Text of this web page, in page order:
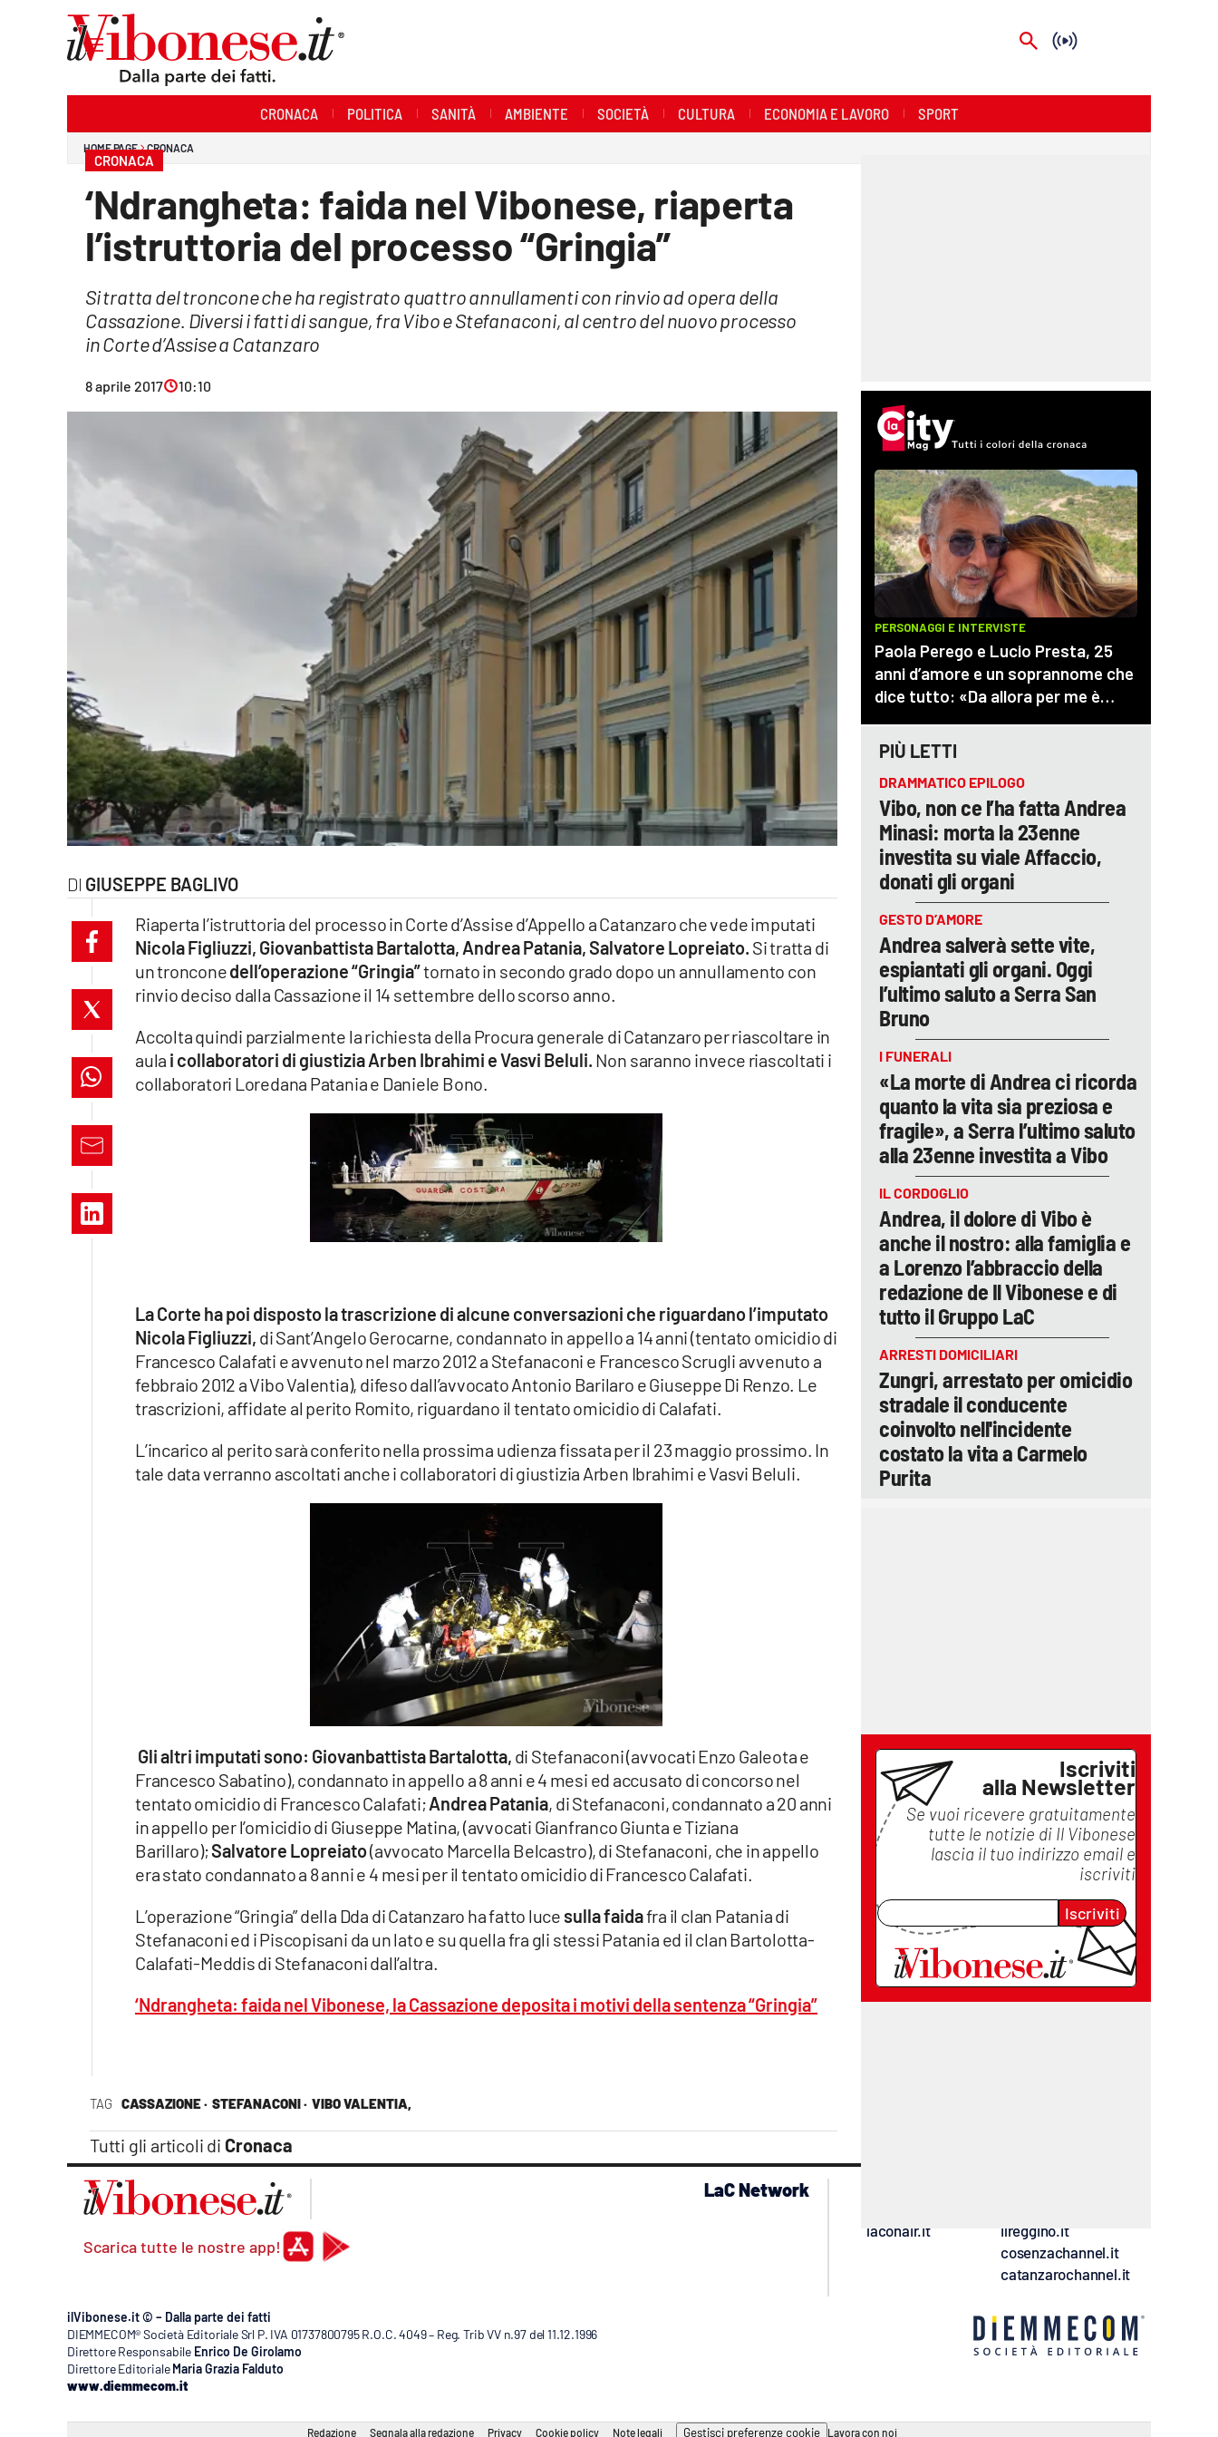
Economia e Lavoro
lacitymag.it
cosenzachannel.it
catanzarochannel.it
Vai
CRONACA POLITICA SANITÀ AMBIENTE SOCIETÀ CULTURA ECONOMIA E LAVORO SPORT
HOME PAGE CRONACA
CRONACA
‘Ndrangheta: faida nel Vibonese, riaperta
l’istruttoria del processo “Gringia”
Si tratta del troncone che ha registrato quattro annullamenti con rinvio ad opera della
Cassazione. Diversi i fatti di sangue, fra Vibo e Stefanaconi, al centro del nuovo processo
in Corte d’Assise a Catanzaro
8 aprile 2017 10:10
GIUSEPPE BAGLIVO
TAG CASSAZIONE · STEFANACONI · VIBO VALENTIA,
Tutti gli articoli di Cronaca
Riaperta l’istruttoria del processo in Corte d’Assise d’Appello a Catanzaro che vede imputati
Nicola Figliuzzi, Giovanbattista Bartalotta, Andrea Patania, Salvatore Lopreiato. Si tratta di
un tronconedell’operazione “Gringia”tornato in secondo grado dopo un annullamento con
rinvio deciso dalla Cassazione il 14 settembre dello scorso anno.
Accolta quindi parzialmente la richiesta della Procura generale di Catanzaro per riascoltare in
aula i collaboratori di giustizia Arben Ibrahimi e Vasvi Beluli. Non saranno invece riascoltati i
collaboratori Loredana Patania e Daniele Bono.
La Corte ha poi disposto la trascrizione di alcune conversazioni che riguardano l’imputato
Nicola Figliuzzi, di Sant’Angelo Gerocarne, condannato in appello a 14 anni (tentato omicidio di
Francesco Calafati e avvenuto nel marzo 2012 a Stefanaconi e Francesco Scrugli avvenuto a
febbraio 2012 a Vibo Valentia), difeso dall’avvocato Antonio Barilaro e Giuseppe Di Renzo. Le
trascrizioni, affidate al perito Romito, riguardano il tentato omicidio di Calafati.
L’incarico al perito sarà conferito nella prossima udienza fissata per il 23 maggio prossimo. In
tale data verranno ascoltati anche i collaboratori di giustizia Arben Ibrahimi e Vasvi Beluli.
Gli altri imputati sono: Giovanbattista Bartalotta, di Stefanaconi (avvocati Enzo Galeota e
Francesco Sabatino), condannato in appello a 8 anni e 4 mesi ed accusato di concorso nel
tentato omicidio di Francesco Calafati;Andrea Patania, di Stefanaconi, condannato a 20 anni
in appello per l’omicidio di Giuseppe Matina, (avvocati Gianfranco Giunta e Tiziana
Barillaro);Salvatore Lopreiato(avvocato Marcella Belcastro), di Stefanaconi, che in appello
era stato condannato a 8 anni e 4 mesi per il tentato omicidio di Francesco Calafati.
L’operazione “Gringia” della Dda di Catanzaro ha fatto luce sulla faidafra il clan Patania di
Stefanaconi ed i Piscopisani da un lato e su quella fra gli stessi Patania ed il clan Bartolotta-
Calafati-Meddis di Stefanaconi dall’altra.
‘Ndrangheta: faida nel Vibonese, la Cassazione deposita i motivi della sentenza “Gringia”
PIÙ LETTI
DRAMMATICO EPILOGO
Vibo, non ce l’ha fatta Andrea
Minasi: morta la 23enne
investita su viale Affaccio,
donati gli organi
GESTO D’AMORE
Andrea salverà sette vite,
espiantati gli organi. Oggi
l’ultimo saluto a Serra San
Bruno
I FUNERALI
«La morte di Andrea ci ricorda
quanto la vita sia preziosa e
fragile», a Serra l’ultimo saluto
alla 23enne investita a Vibo
IL CORDOGLIO
Andrea, il dolore di Vibo è
anche il nostro: alla famiglia e
a Lorenzo l’abbraccio della
redazione de Il Vibonese e di
tutto il Gruppo LaC
ARRESTI DOMICILIARI
Zungri, arrestato per omicidio
stradale il conducente
coinvolto nell'incidente
costato la vita a Carmelo
Purita
Iscriviti
alla Newsletter
Se vuoi ricevere gratuitamente
tutte le notizie di Il Vibonese
lascia il tuo indirizzo email e
iscriviti
Iscriviti
Scarica tutte le nostre app!
LaC Network
laconair.it
ilreggino.it
cosenzachannel.it
catanzarochannel.it
ilVibonese.it © – Dalla parte dei fatti
DIEMMECOM® Società Editoriale Srl P. IVA 01737800795 R.O.C. 4049 – Reg. Trib VV n.97 del 11.12.1996
Direttore Responsabile Enrico De Girolamo
Direttore Editoriale Maria Grazia Falduto
www.diemmecom.it
Redazione Segnala alla redazione Privacy Cookie policy Note legali Gestisci preferenze cookie Lavora con noi